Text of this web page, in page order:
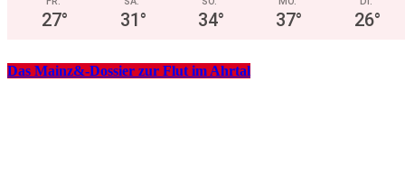
27° 31° 34° 37° 26°
Das Mainz&-Dossier zur Flut im Ahrtal